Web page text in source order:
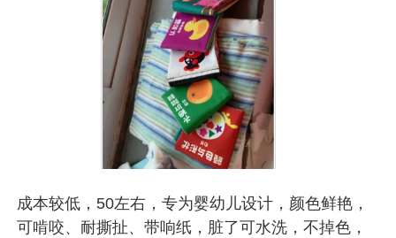
成本较低，50左右，专为婴幼儿设计，颜色鲜艳，
可啃咬、耐撕扯、带响纸，脏了可水洗，不掉色，